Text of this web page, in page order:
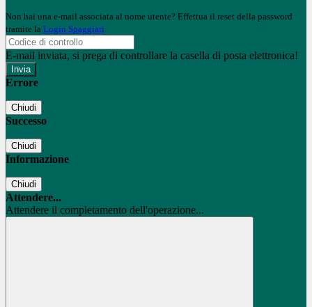
Non hai una e-mail associata al nome utente? Effettua il reset della password
tramite la Login Spaggiari
E-mail inviata, si prega di controllare la casella di posta elettronica!
Errore
Chiudi
Successo
Chiudi
Informazione
Chiudi
Attendere...
Attendere il completamento dell'operazione...